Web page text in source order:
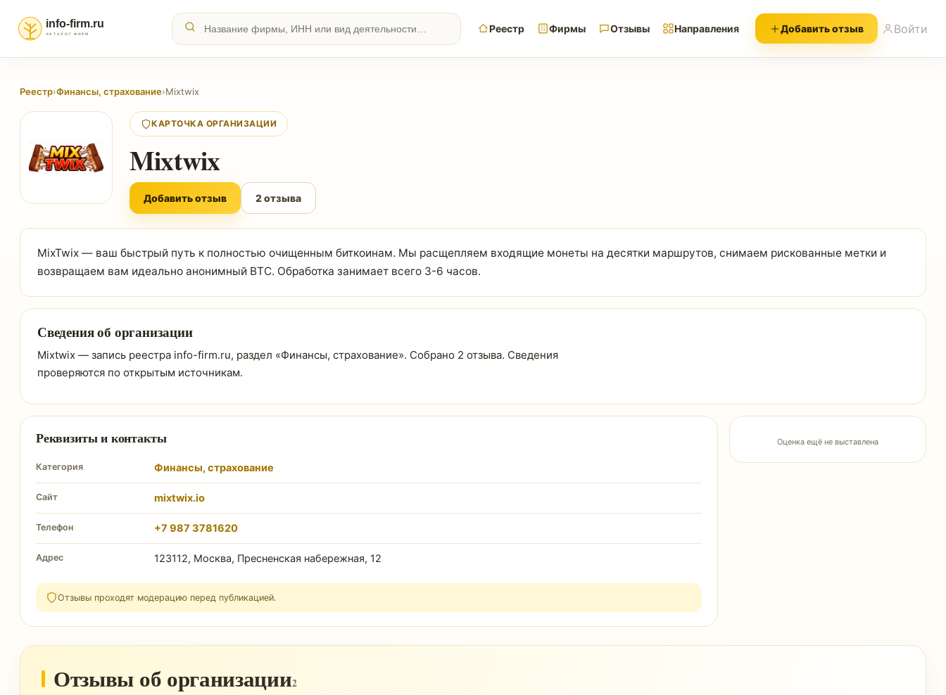
Реестр Фирмы Отзывы Направления Добавить отзыв Войти
Реестр›Финансы, страхование›Mixtwix
КАРТОЧКА ОРГАНИЗАЦИИ
Mixtwix
Добавить отзыв 2 отзыва
MixTwix — ваш быстрый путь к полностью очищенным биткоинам. Мы расщепляем входящие монеты на десятки маршрутов, снимаем рискованные метки и
возвращаем вам идеально анонимный BTC. Обработка занимает всего 3-6 часов.
Сведения об организации
Mixtwix — запись реестра info-firm.ru, раздел «Финансы, страхование». Собрано 2 отзыва. Сведения
проверяются по открытым источникам.
Реквизиты и контакты
Категория Финансы, страхование
Сайт mixtwix.io
Телефон +7 987 3781620
Адрес 123112, Москва, Пресненская набережная, 12
Отзывы проходят модерацию перед публикацией.
Оценка ещё не выставлена
Отзывы об организации2